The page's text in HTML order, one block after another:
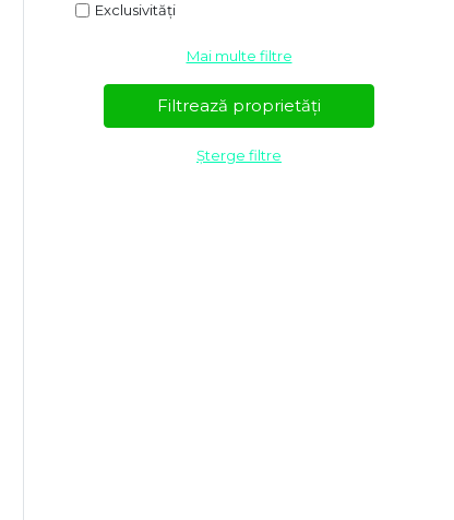
Exclusivități
Mai multe filtre
Șterge filtre